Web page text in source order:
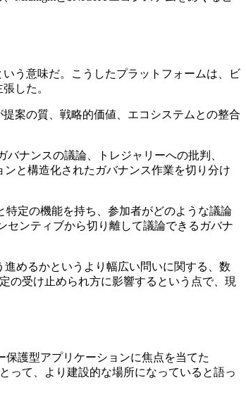
う意味だ。こうしたプラットフォームは、ビ
した。
案の質、戦略的価値、エコシステムとの整合
ナンスの議論、トレジャリーへの批判、
と構造化されたガバナンス作業を切り分け
特定の機能を持ち、参加者がどのような議論
センティブから切り離して議論できるガバナ
進めるかというより幅広い問いに関する、数
の受け止められ方に影響するという点で、現
保護型アプリケーションに焦点を当てた
って、より建設的な場所になっていると語っ